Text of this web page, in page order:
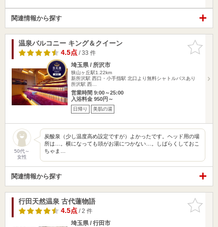
関連情報から探す
お気に入
りに追加
温泉バルコニー キング＆クイーン
4.5点/ 33 件
埼玉県 / 所沢市
狭山ヶ丘駅1.22km
新所沢駅 西口・小手指駅 北口より無料シャトルバスあり
所沢駅 西…
営業時間 9:00～25:00
入浴料金 950円～
日帰り 美肌の湯
50代～
女性
炭酸泉（少し温度高め設定ですが）よかったです。ヘッド用の場
所は…。横になっても頭がお湯につかない…。しばらくしておこ
ちゃま…
関連情報から探す
お気に入
りに追加
行田天然温泉 古代蓮物語
4.5点/ 2 件
埼玉県 / 行田市